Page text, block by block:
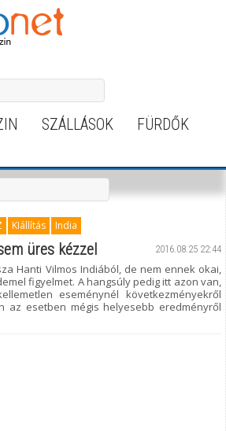
SZÁLLÁSOK
FÜRDŐK
KIállítás India
2016.08.25 22:44
üres kézzel
Hanti Vilmos Indiából, de nem ennek okai,
figyelmet. A hangsúly pedig itt azon van,
eseménynél következményekről
az esetben mégis helyesebb eredményről